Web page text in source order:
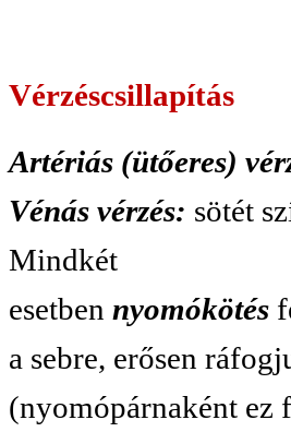
Vérzéscsillapítás
Artériás (ütőeres)
Vénás vérzés: sötét
Mindkét
esetben nyomókötés
a sebre, erősen
(nyomópárnaként ez